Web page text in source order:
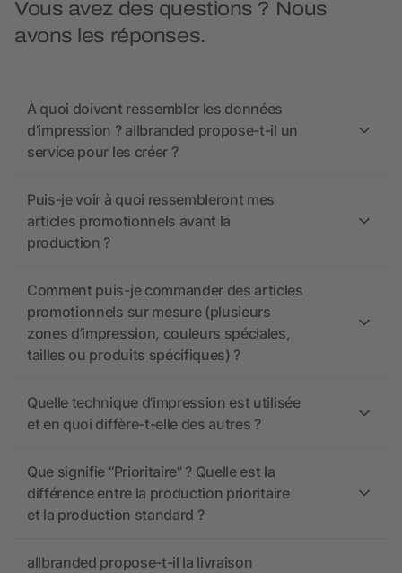
Vous avez des questions ? Nous
avons les réponses.
À quoi doivent ressembler les données
d’impression ? allbranded propose-t-il un
service pour les créer ?
Puis-je voir à quoi ressembleront mes
articles promotionnels avant la
production ?
Comment puis-je commander des articles
promotionnels sur mesure (plusieurs
zones d’impression, couleurs spéciales,
tailles ou produits spécifiques) ?
Quelle technique d’impression est utilisée
et en quoi diffère-t-elle des autres ?
Que signifie “Prioritaire” ? Quelle est la
différence entre la production prioritaire
et la production standard ?
allbranded propose-t-il la livraison